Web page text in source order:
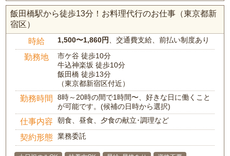
飯田橋駅から徒歩13分！お料理代行のお仕事（東京都新
宿区）
時給 1,500〜1,860円、交通費支給、前払い制度あり
勤務地
市ケ谷 徒歩10分
牛込神楽坂 徒歩10分
飯田橋 徒歩13分
（東京都新宿区付近）
勤務時間
8時～20時の間で1時間〜、好きな日に働くこと
が可能です。(候補の日時から選択)
仕事内容 朝食、昼食、夕食の献立･調理など
契約形態 業務委託